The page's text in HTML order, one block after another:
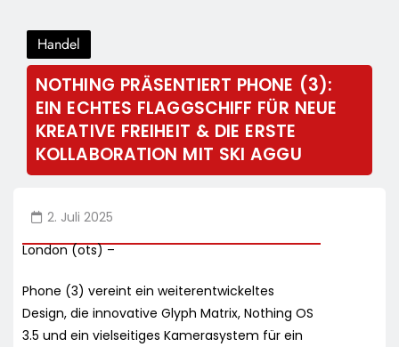
Handel
NOTHING PRÄSENTIERT PHONE (3):
EIN ECHTES FLAGGSCHIFF FÜR NEUE
KREATIVE FREIHEIT & DIE ERSTE
KOLLABORATION MIT SKI AGGU
2. Juli 2025
London (ots) –
Phone (3) vereint ein weiterentwickeltes
Design, die innovative Glyph Matrix, Nothing OS
3.5 und ein vielseitiges Kamerasystem für ein